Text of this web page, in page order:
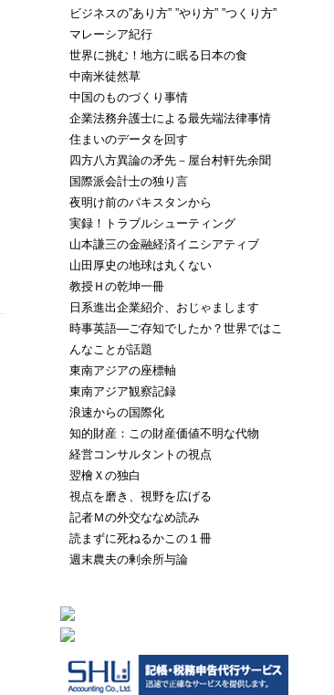
ビジネスの”あり方” ”やり方” ”つくり方”
マレーシア紀行
世界に挑む！地方に眠る日本の食
中南米徒然草
中国のものづくり事情
企業法務弁護士による最先端法律事情
住まいのデータを回す
四方八方異論の矛先－屋台村軒先余聞
国際派会計士の独り言
夜明け前のパキスタンから
実録！トラブルシューティング
山本謙三の金融経済イニシアティブ
山田厚史の地球は丸くない
教授Ｈの乾坤一冊
日系進出企業紹介、おじゃまします
時事英語―ご存知でしたか？世界ではこ
んなことが話題
東南アジアの座標軸
東南アジア観察記録
浪速からの国際化
知的財産：この財産価値不明な代物
経営コンサルタントの視点
翌檜Ｘの独白
視点を磨き、視野を広げる
記者Ｍの外交ななめ読み
読まずに死ねるかこの１冊
週末農夫の剰余所与論